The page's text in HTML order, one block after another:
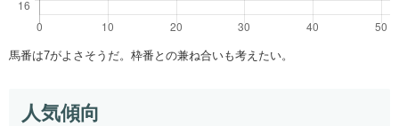
馬番は7がよさそうだ。枠番との兼ね合いも考えたい。
人気傾向